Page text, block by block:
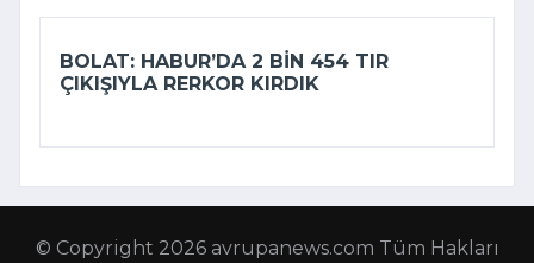
BOLAT: HABUR’DA 2 BIN 454 TIR
ÇIKIŞIYLA RERKOR KIRDIK
© Copyright 2026 avrupanews.com Tüm Hakları